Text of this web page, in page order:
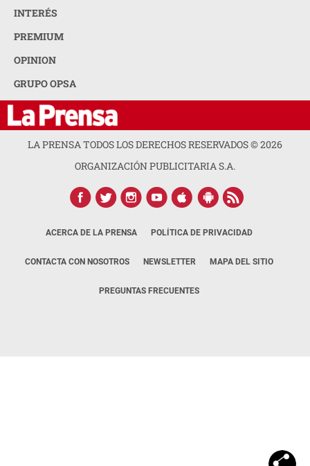
INTERÉS
PREMIUM
OPINION
GRUPO OPSA
LA PRENSA TODOS LOS DERECHOS RESERVADOS ©2026
ORGANIZACIÓN PUBLICITARIA S.A.
ACERCA DE LA PRENSA POLÍTICA DE PRIVACIDAD
CONTACTA CON NOSOTROS NEWSLETTER MAPA DEL SITIO
PREGUNTAS FRECUENTES